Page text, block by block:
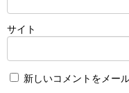
サイト
新しいコメントをメー